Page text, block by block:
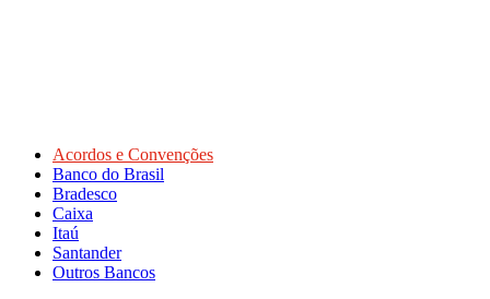
Acordos e Convenções
Banco do Brasil
Bradesco
Caixa
Itaú
Santander
Outros Bancos